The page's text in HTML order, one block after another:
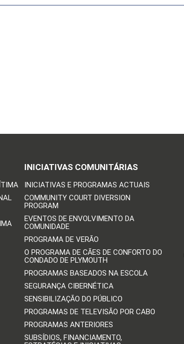
INICIATIVAS COMUNITÁRIAS
INICIATIVAS E PROGRAMAS ACTUAIS
COMMUNITY COURT DIVERSION
PROGRAM
EVENTOS DE ENVOLVIMENTO DA
COMUNIDADE
PROGRAMA DE VERÃO
O PROGRAMA DE CÃES DE CONFORTO DO
CONDADO DE PLYMOUTH
PROGRAMAS BASEADOS NA ESCOLA
SEGURANÇA CIBERNÉTICA
SENSIBILIZAÇÃO DO PÚBLICO
PROGRAMAS DE TELEVISÃO POR CABO
PROGRAMAS ANTERIORES
SUBSÍDIOS, FINANCIAMENTO,